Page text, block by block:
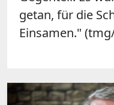
getan, für die
Einsamen."